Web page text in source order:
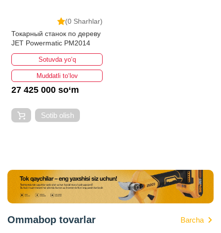
(0 Sharhlar)
Токарный станок по дереву
JET Powermatic PM2014
Sotuvda yo‘q
Muddatli to‘lov
27 425 000 so‘m
Sotib olish
Ommabop tovarlar Barcha